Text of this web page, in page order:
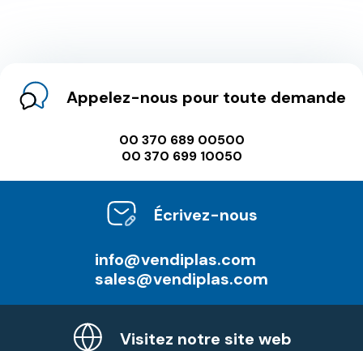
Appelez-nous pour toute demande
00 370 689 00500
00 370 699 10050
Écrivez-nous
info@vendiplas.com
sales@vendiplas.com
Visitez notre site web